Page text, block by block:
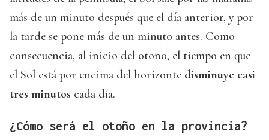
más de un minuto después que el día anterior, y por
la tarde se pone más de un minuto antes. Como
consecuencia, al inicio del otoño, el tiempo en que
el Sol está por encima del horizonte disminuye casi
tres minutos cada día.
¿Cómo será el otoño en la provincia?